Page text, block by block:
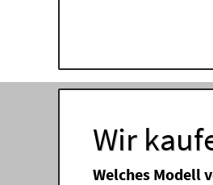
Wir
Welches Modell